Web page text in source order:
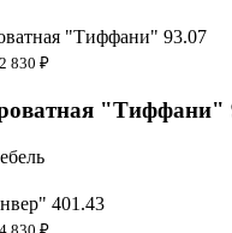
830 ₽
"Тиффани"